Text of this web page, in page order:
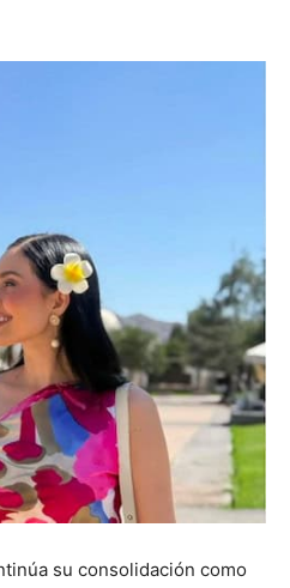
su consolidación como